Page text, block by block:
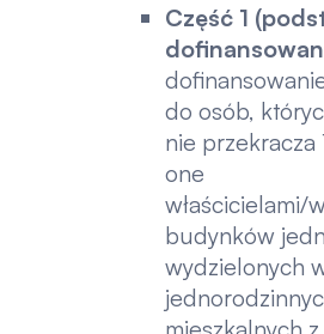
Część 1
do osób,
nie przekracza
one
właścicielami/
budynków
wydzielonych